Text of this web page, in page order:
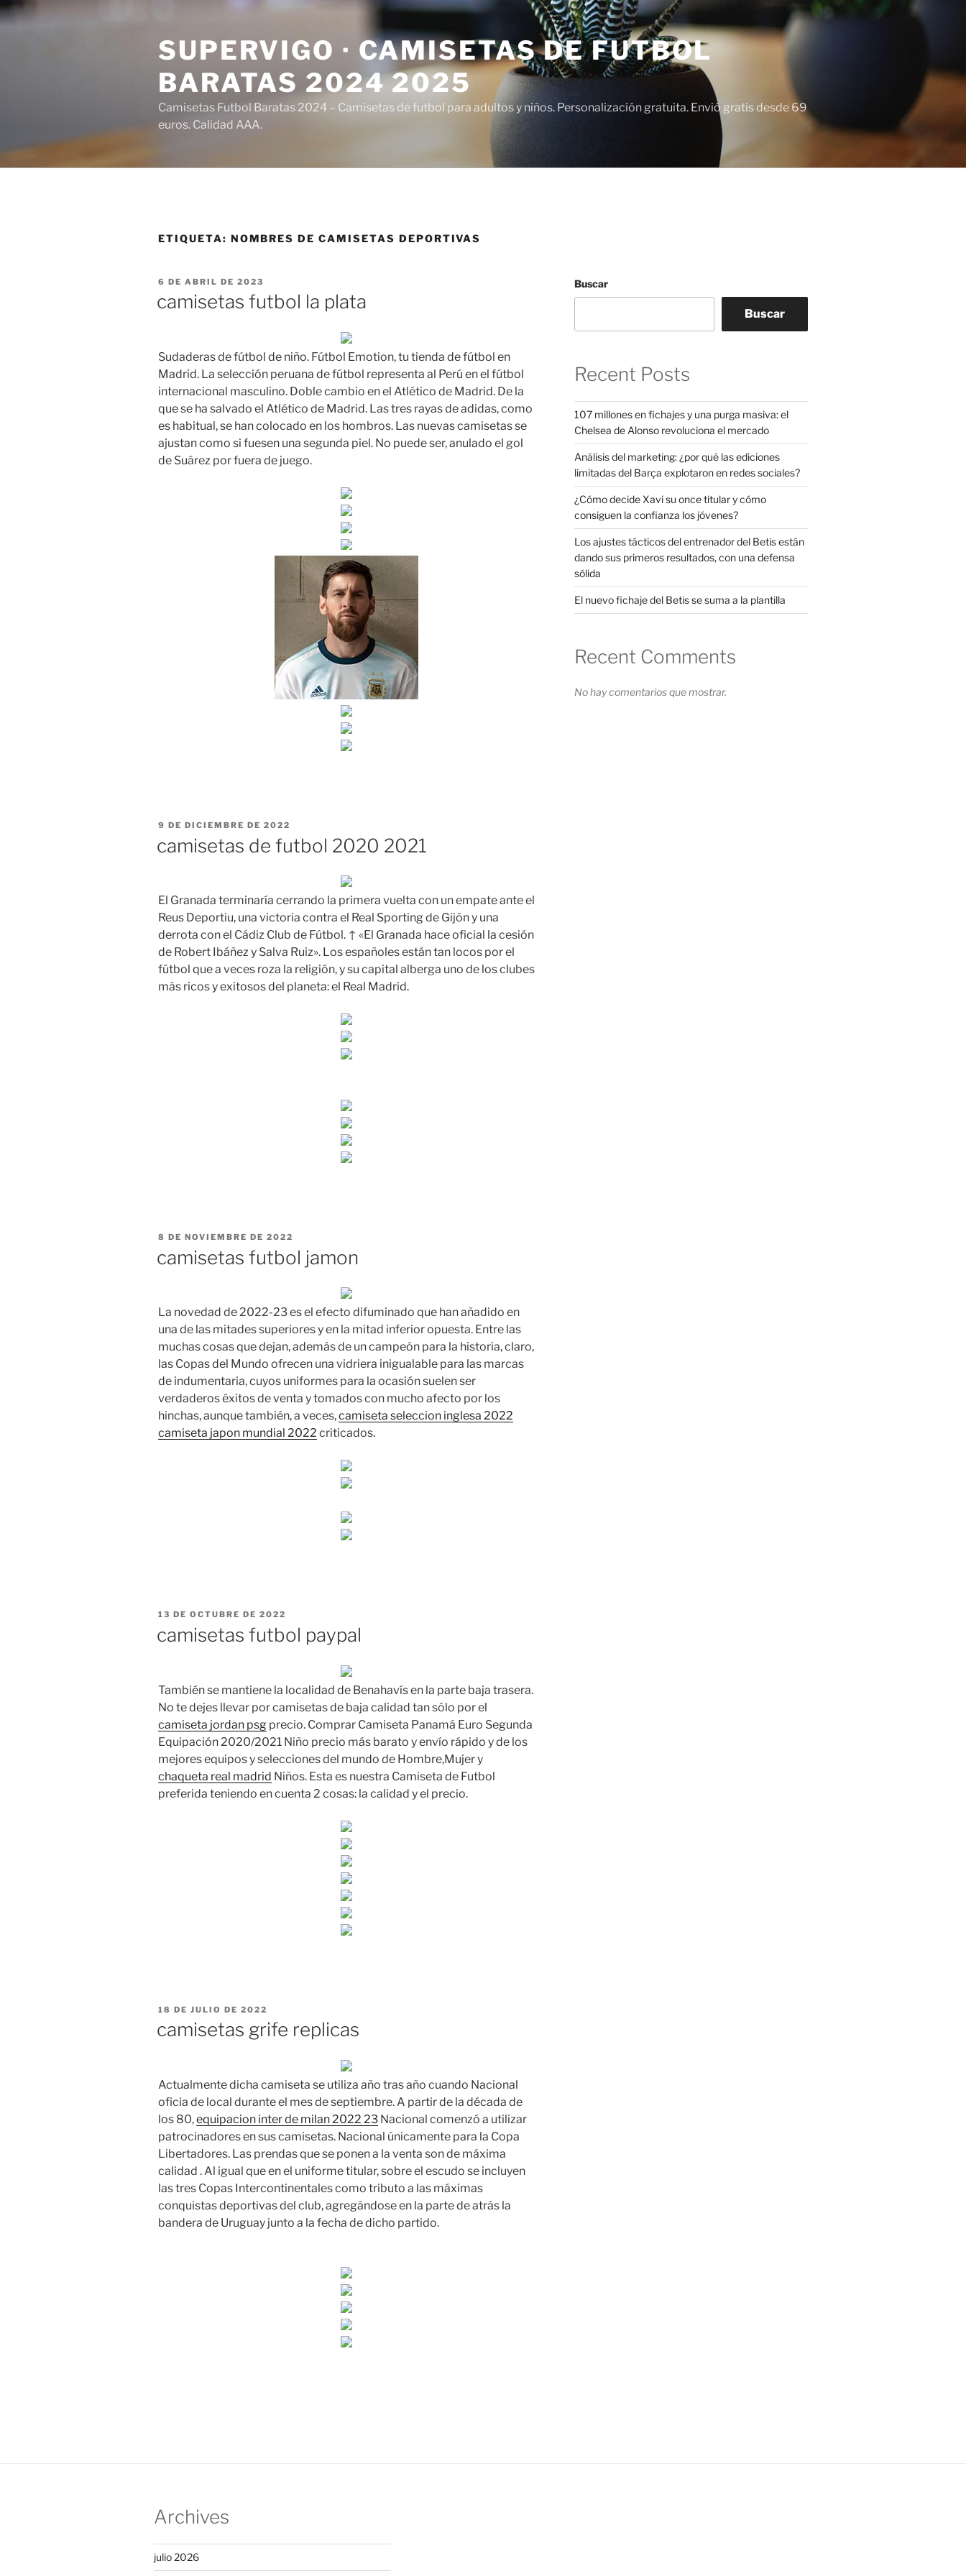
Saltar
al
SUPERVIGO · CAMISETAS DE FUTBOL
BARATAS 2024 2025
Camisetas Futbol Baratas 2024 – Camisetas de futbol para adultos y niños. Personalización gratuita. Envió gratis desde 69
euros. Calidad AAA.
ETIQUETA: NOMBRES DE CAMISETAS DEPORTIVAS
PUBLICADO
6 DE ABRIL DE 2023
camisetas futbol la plata
Sudaderas de fútbol de niño. Fútbol Emotion, tu tienda de fútbol en
Madrid. La selección peruana de fútbol representa al Perú en el fútbol
internacional masculino. Doble cambio en el Atlético de Madrid. De la
que se ha salvado el Atlético de Madrid. Las tres rayas de adidas, como
es habitual, se han colocado en los hombros. Las nuevas camisetas se
ajustan como si fuesen una segunda piel. No puede ser, anulado el gol
de Suárez por fuera de juego.
PUBLICADO
9 DE DICIEMBRE DE 2022
camisetas de futbol 2020 2021
El Granada terminaría cerrando la primera vuelta con un empate ante el
Reus Deportiu, una victoria contra el Real Sporting de Gijón y una
derrota con el Cádiz Club de Fútbol. ↑ «El Granada hace oficial la cesión
de Robert Ibáñez y Salva Ruiz». Los españoles están tan locos por el
fútbol que a veces roza la religión, y su capital alberga uno de los clubes
más ricos y exitosos del planeta: el Real Madrid.
PUBLICADO
8 DE NOVIEMBRE DE 2022
camisetas futbol jamon
La novedad de 2022-23 es el efecto difuminado que han añadido en
una de las mitades superiores y en la mitad inferior opuesta. Entre las
muchas cosas que dejan, además de un campeón para la historia, claro,
las Copas del Mundo ofrecen una vidriera inigualable para las marcas
de indumentaria, cuyos uniformes para la ocasión suelen ser
verdaderos éxitos de venta y tomados con mucho afecto por los
hinchas, aunque también, a veces,camiseta seleccion inglesa 2022
camiseta japon mundial 2022 criticados.
PUBLICADO
13 DE OCTUBRE DE 2022
camisetas futbol paypal
También se mantiene la localidad de Benahavís en la parte baja trasera.
No te dejes llevar por camisetas de baja calidad tan sólo por el
camiseta jordan psg precio. Comprar Camiseta Panamá Euro Segunda
Equipación 2020/2021 Niño precio más barato y envío rápido y de los
mejores equipos y selecciones del mundo de Hombre,Mujer y
chaqueta real madrid Niños. Esta es nuestra Camiseta de Futbol
preferida teniendo en cuenta 2 cosas: la calidad y el precio.
PUBLICADO
18 DE JULIO DE 2022
camisetas grife replicas
Actualmente dicha camiseta se utiliza año tras año cuando Nacional
oficia de local durante el mes de septiembre. A partir de la década de
los 80,equipacion inter de milan 2022 23 Nacional comenzó a utilizar
patrocinadores en sus camisetas. Nacional únicamente para la Copa
Libertadores. Las prendas que se ponen a la venta son de máxima
calidad . Al igual que en el uniforme titular, sobre el escudo se incluyen
las tres Copas Intercontinentales como tributo a las máximas
conquistas deportivas del club, agregándose en la parte de atrás la
bandera de Uruguay junto a la fecha de dicho partido.
Buscar
Buscar
Recent Posts
107 millones en fichajes y una purga masiva: el
Chelsea de Alonso revoluciona el mercado
Análisis del marketing: ¿por qué las ediciones
limitadas del Barça explotaron en redes sociales?
¿Cómo decide Xavi su once titular y cómo
consiguen la confianza los jóvenes?
Los ajustes tácticos del entrenador del Betis están
dando sus primeros resultados, con una defensa
sólida
El nuevo fichaje del Betis se suma a la plantilla
Recent Comments
No hay comentarios que mostrar.
Archives
julio 2026